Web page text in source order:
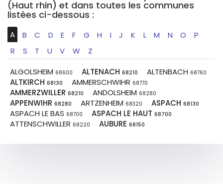
(Haut rhin) et dans toutes les communes
listées ci-dessous :
A B C D E F G H I J K L M N O
P
R
S T U V W
Z
ALGOLSHEIM 68600 ALTENACH 68210 ALTENBACH 68760
ALTKIRCH 68130 AMMERSCHWIHR 68770
AMMERZWILLER 68210 ANDOLSHEIM 68280
APPENWIHR 68280 ARTZENHEIM 68320 ASPACH 68130
ASPACH LE BAS 68700 ASPACH LE HAUT 68700
ATTENSCHWILLER 68220 AUBURE 68150